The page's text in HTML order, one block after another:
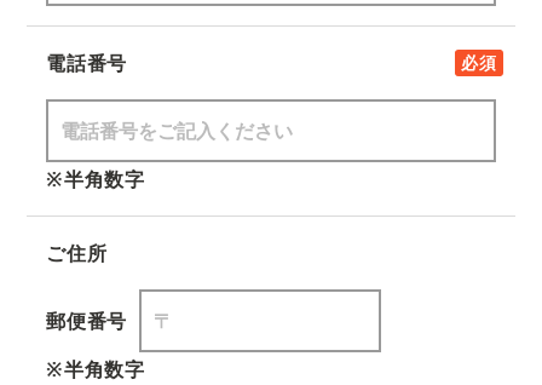
電話番号 必須
※半角数字
ご住所
郵便番号
※半角数字